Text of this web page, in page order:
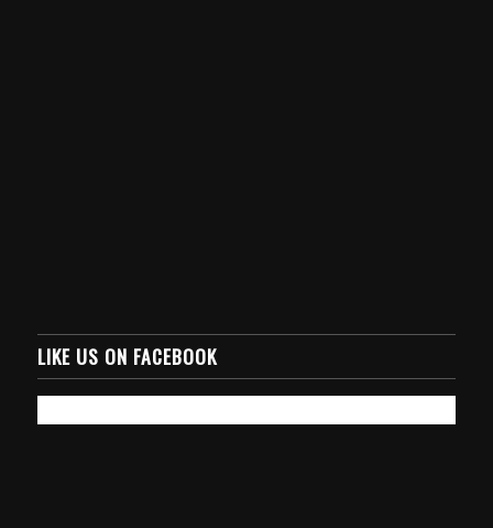
LIKE US ON FACEBOOK